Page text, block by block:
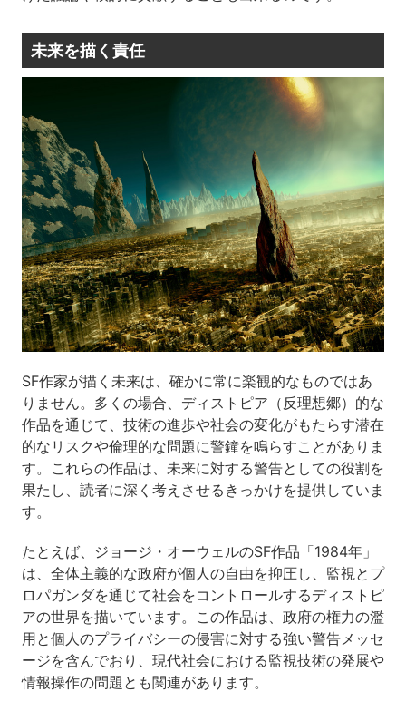
未来を描く責任
SF作家が描く未来は、確かに常に楽観的なものではあ
りません。多くの場合、ディストピア（反理想郷）的な
作品を通じて、技術の進歩や社会の変化がもたらす潜在
的なリスクや倫理的な問題に警鐘を鳴らすことがありま
す。これらの作品は、未来に対する警告としての役割を
果たし、読者に深く考えさせるきっかけを提供していま
す。
たとえば、ジョージ・オーウェルのSF作品「1984年」
は、全体主義的な政府が個人の自由を抑圧し、監視とプ
ロパガンダを通じて社会をコントロールするディストピ
アの世界を描いています。この作品は、政府の権力の濫
用と個人のプライバシーの侵害に対する強い警告メッセ
ージを含んでおり、現代社会における監視技術の発展や
情報操作の問題とも関連があります。